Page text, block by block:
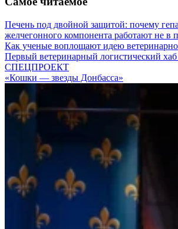
Печень под двойной защитой: почему
желчегонного компонента работают не в
Как ученые воплощают идею
Первый ветеринарный логистический хаб
СПЕЦПРОЕКТ
«Кошки — звезды Донбасса»